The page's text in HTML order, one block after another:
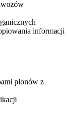
informacji
plonów z